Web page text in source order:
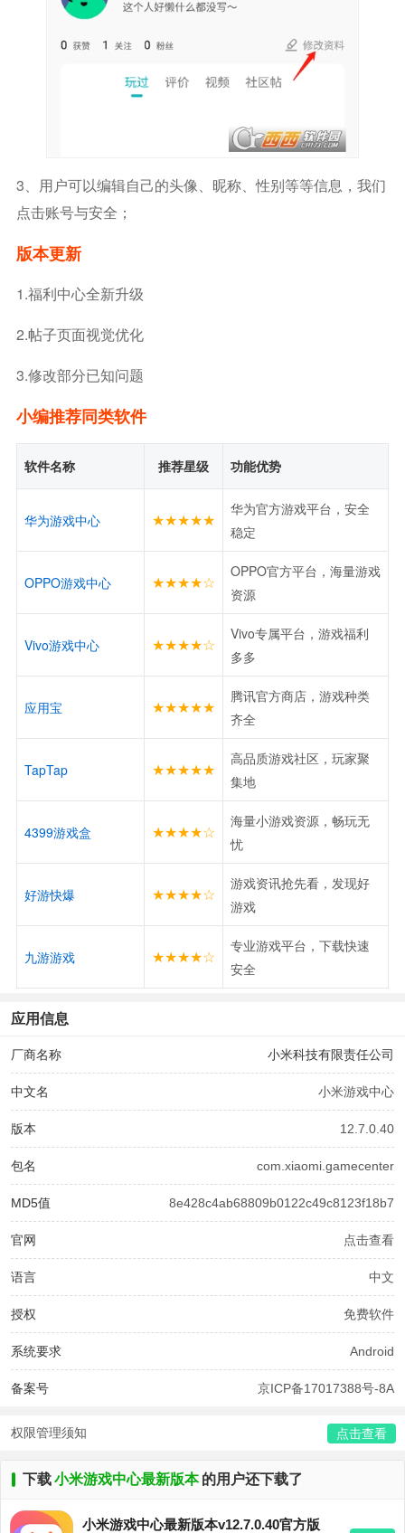
3、用户可以编辑自己的头像、昵称、性别等等信息，我们
点击账号与安全；
版本更新
1.福利中心全新升级
2.帖子页面视觉优化
3.修改部分已知问题
小编推荐同类软件
软件名称 推荐星级 功能优势
华为游戏中心 ★★★★★
华为官方游戏平台，安全
稳定
OPPO游戏中心 ★★★★☆
OPPO官方平台，海量游戏
资源
Vivo游戏中心 ★★★★☆
Vivo专属平台，游戏福利
多多
应用宝 ★★★★★
腾讯官方商店，游戏种类
齐全
TapTap ★★★★★
高品质游戏社区，玩家聚
集地
4399游戏盒 ★★★★☆
海量小游戏资源，畅玩无
忧
好游快爆 ★★★★☆
游戏资讯抢先看，发现好
游戏
九游游戏 ★★★★☆
专业游戏平台，下载快速
安全
应用信息
厂商名称 小米科技有限责任公司
中文名 小米游戏中心
版本 12.7.0.40
包名 com.xiaomi.gamecenter
MD5值 8e428c4ab68809b0122c49c8123f18b7
官网 点击查看
语言 中文
授权 免费软件
系统要求 Android
备案号 京ICP备17017388号-8A
权限管理须知 点击查看
下载小米游戏中心最新版本 的用户还下载了
小米游戏中心最新版本v12.7.0.40官方版